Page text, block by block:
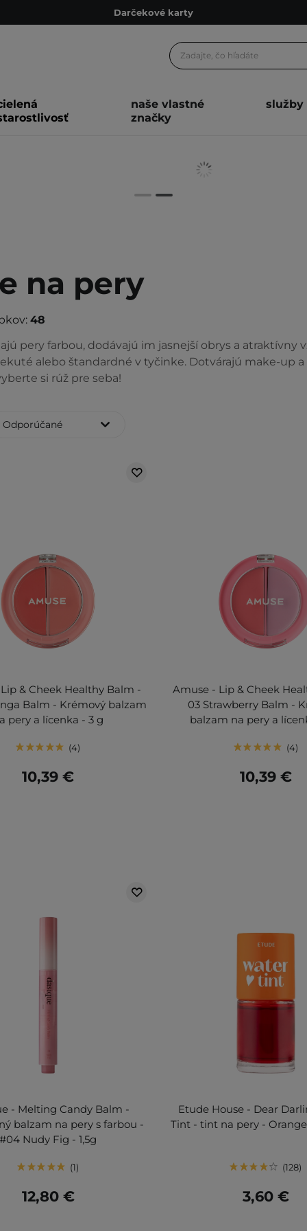
Darčekové karty
Odmeňovací program
Darčekové karty
naše vlastné
značky
služby
na pery
48
pery farbou, dodávajú im jasnejší obrys a atraktívny
alebo štandardné v tyčinke. Dotvárajú make-up
si rúž pre seba!
Odporúčané
& Cheek Healthy Balm -
Balm - Krémový balzam
pery a lícenka - 3 g
4
10,39 €
Amuse - Lip & Cheek
03 Strawberry Balm -
balzam na pery a
4
10,39 €
- Melting Candy Balm -
balzam na pery s farbou -
#04 Nudy Fig - 1,5g
1
12,80 €
Etude House - Dear
Tint - tint na pery -
128
3,60 €